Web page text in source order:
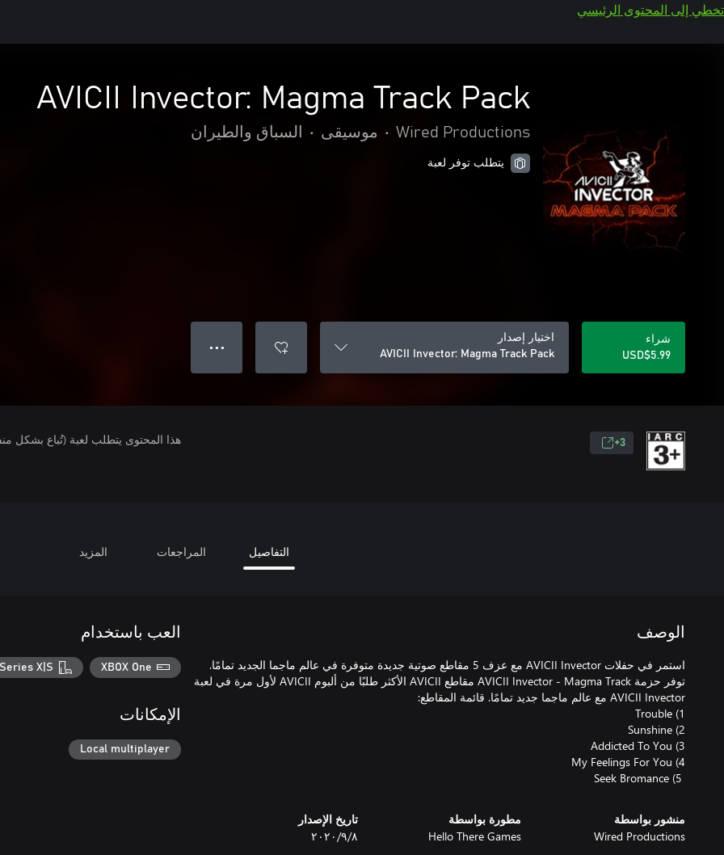
تخطي إلى المحتوى الرئيسي
AVICII Invector: Magma Track Pack
Wired Productions
• موسيقى • السباق والطيران
يتطلب توفر لعبة
شراء
USD$5.99
اختيار إصدار
AVICII Invector: Magma Track Pack
● ● ●
3+ هذا المحتوى يتطلب لعبة (تُباع بشكل
التفاصيل المراجعات المزيد
الوصف
استمر في حفلات AVICII Invector مع عزف 5 مقاطع صوتية جديدة متوفرة في عالم ماجما الجديد تمامًا.
توفر حزمة AVICII Invector - Magma Track مقاطع AVICII الأكثر طلبًا من ألبوم AVICII لأول مرة في لعبة
منشور بواسطة
Wired Productions
مطورة بواسطة
Hello There Games
تاريخ الإصدار
٨‏/٩‏/٢٠٢٠
العب باستخدام
XBOX One
X|S
الإمكانات
Local multiplayer